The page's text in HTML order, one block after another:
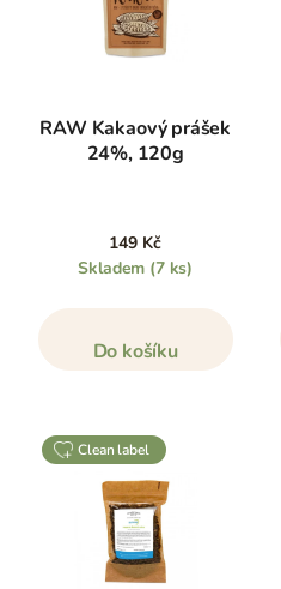
RAW Kakaový prášek
24%, 120g
149 Kč
Skladem (7 ks)
Do košíku
clean label